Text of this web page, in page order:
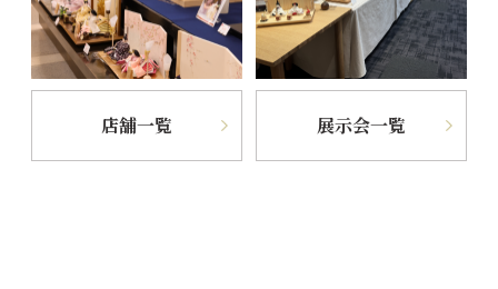
店舗一覧 展示会一覧